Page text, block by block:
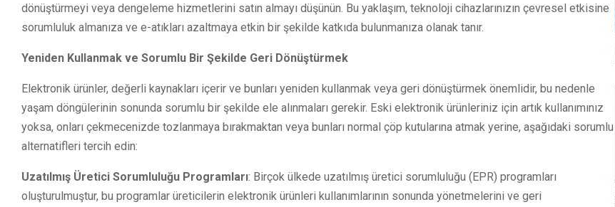
dönüştürmeyi veya dengeleme hizmetlerini satın almayı düşünün. Bu yaklaşım, teknoloji cihazlarınızın çevresel etkisine
sorumluluk almanıza ve e-atıkları azaltmaya etkin bir şekilde katkıda bulunmanıza olanak tanır.
Yeniden Kullanmak ve Sorumlu Bir Şekilde Geri Dönüştürmek
Elektronik ürünler, değerli kaynakları içerir ve bunları yeniden kullanmak veya geri dönüştürmek önemlidir, bu nedenle
yaşam döngülerinin sonunda sorumlu bir şekilde ele alınmaları gerekir. Eski elektronik ürünleriniz için artık kullanımınız
yoksa, onları çekmecenizde tozlanmaya bırakmaktan veya bunları normal çöp kutularına atmak yerine, aşağıdaki sorumlu
alternatifleri tercih edin:
Uzatılmış Üretici Sorumluluğu Programları: Birçok ülkede uzatılmış üretici sorumluluğu (EPR) programları
oluşturulmuştur, bu programlar üreticilerin elektronik ürünleri kullanımlarının sonunda yönetmelerini ve geri